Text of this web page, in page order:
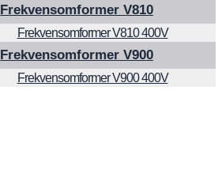
Frekvensomformer V810
Frekvensomformer V810 400V
Frekvensomformer V900
Frekvensomformer V900 400V